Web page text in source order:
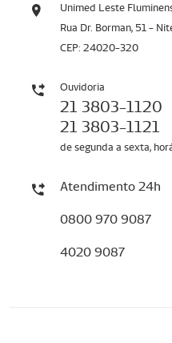
Unimed Leste
Rua Dr. Borman, 51 -
CEP: 24020-320
Ouvidoria
21 3803-1120
21 3803-1121
de segunda a sexta,
Atendimento 24h
0800 970 9087
4020 9087